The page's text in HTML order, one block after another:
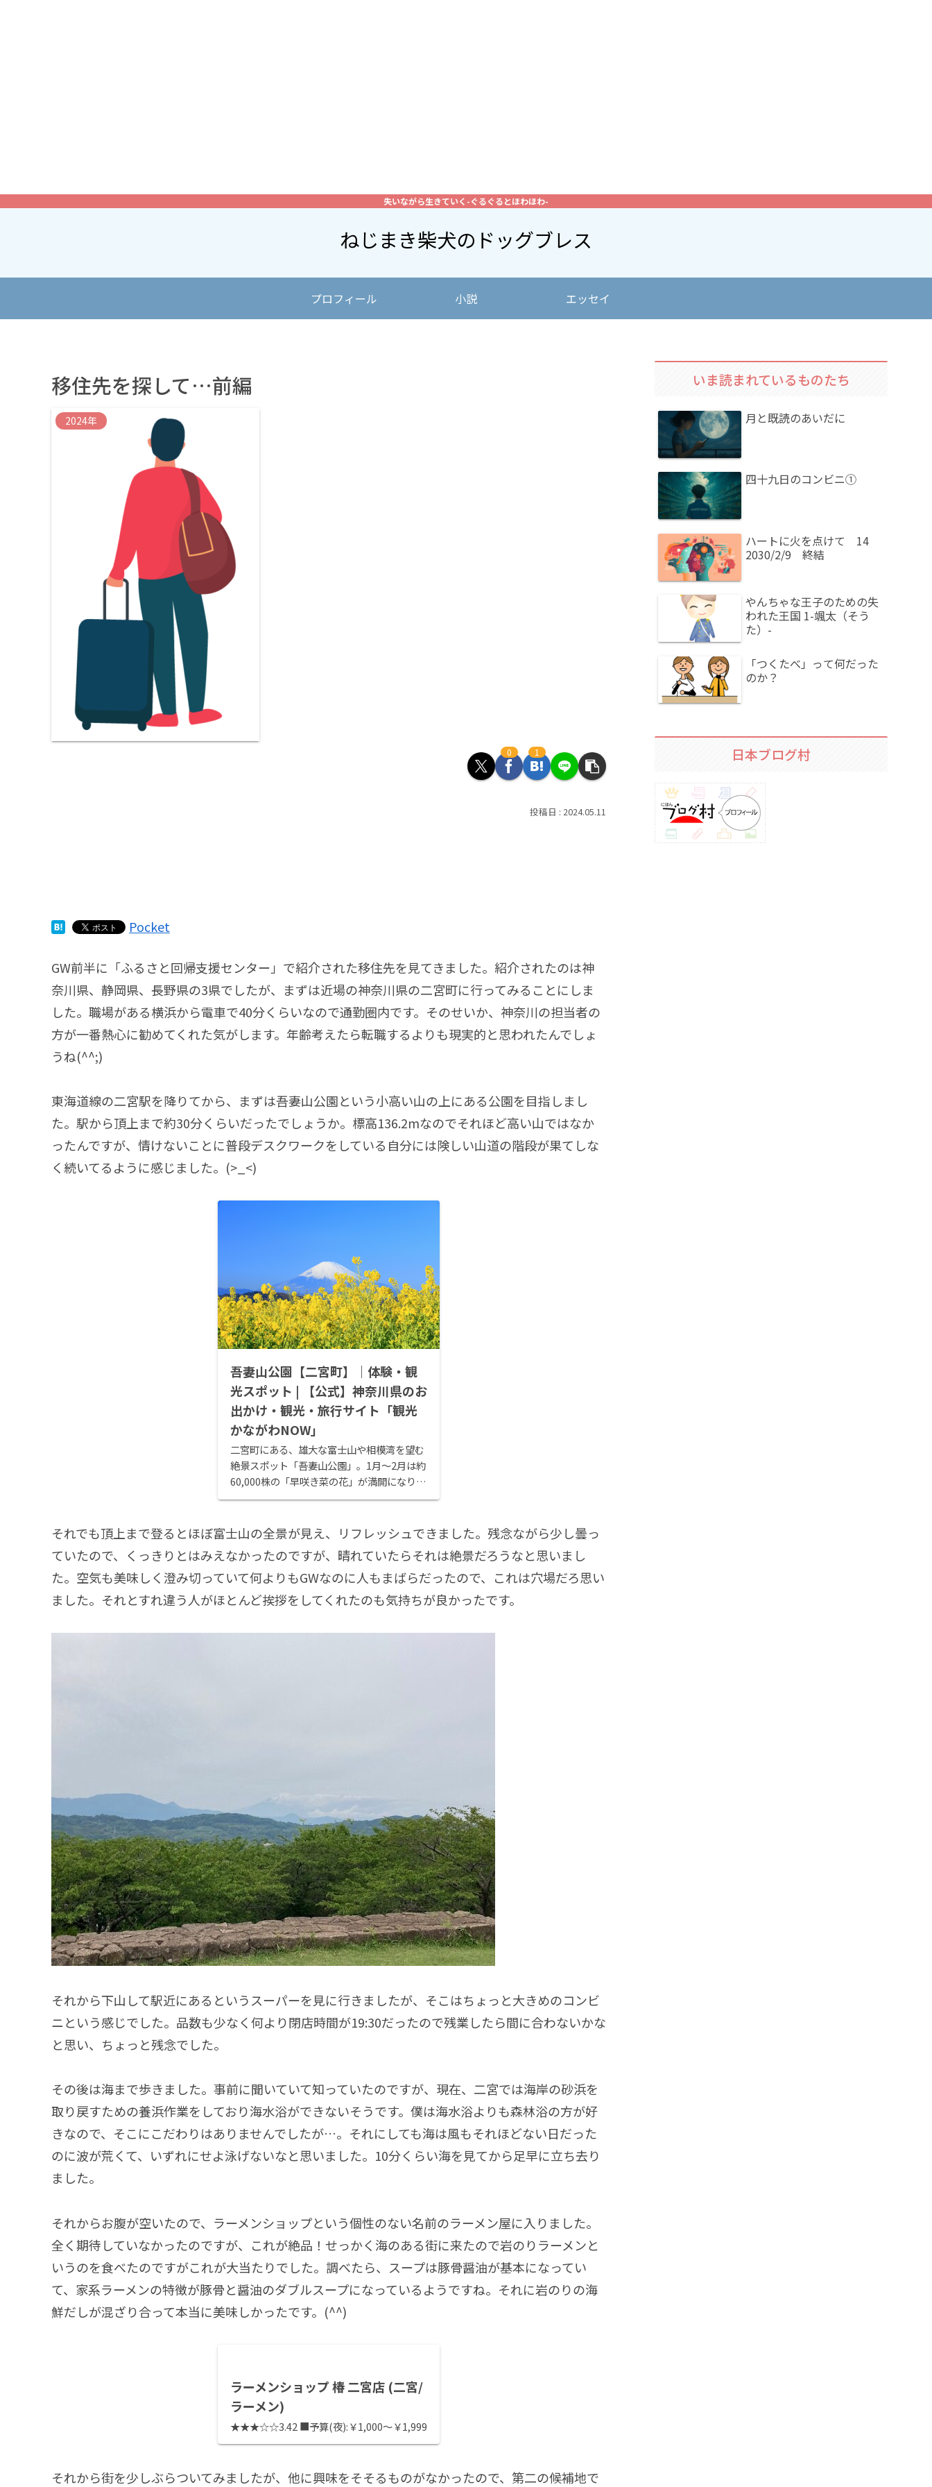
失いながら生きていく-ぐるぐるとほわほわ-
ねじまき柴犬のドッグブレス
プロフィール 小説 エッセイ
移住先を探して…前編
2024年
0 1
2024.05.11
Pocket
GW前半に「ふるさと回帰支援センター」で紹介された移住先を見てきました。紹介されたのは神
奈川県、静岡県、長野県の3県でしたが、まずは近場の神奈川県の二宮町に行ってみることにしま
した。職場がある横浜から電車で40分くらいなので通勤圏内です。そのせいか、神奈川の担当者の
方が一番熱心に勧めてくれた気がします。年齢考えたら転職するよりも現実的と思われたんでしょ
うね(^^;)
東海道線の二宮駅を降りてから、まずは吾妻山公園という小高い山の上にある公園を目指しまし
た。駅から頂上まで約30分くらいだったでしょうか。標高136.2mなのでそれほど高い山ではなか
ったんですが、情けないことに普段デスクワークをしている自分には険しい山道の階段が果てしな
く続いてるように感じました。(>_<)
吾妻山公園【二宮町】｜体験・観
光スポット | 【公式】神奈川県のお
出かけ・観光・旅行サイト「観光
かながわNOW」
二宮町にある、雄大な富士山や相模湾を望む
絶景スポット「吾妻山公園」。1月～2月は約
60,000株の「早咲き菜の花」が満開になり、
山頂付近の斜面が黄色の絨毯に覆われます。
はいくつかありますが、はじめて...
それでも頂上まで登るとほぼ富士山の全景が見え、リフレッシュできました。残念ながら少し曇っ
ていたので、くっきりとはみえなかったのですが、晴れていたらそれは絶景だろうなと思いまし
た。空気も美味しく澄み切っていて何よりもGWなのに人もまばらだったので、これは穴場だろ思い
ました。それとすれ違う人がほとんど挨拶をしてくれたのも気持ちが良かったです。
それから下山して駅近にあるというスーパーを見に行きましたが、そこはちょっと大きめのコンビ
ニという感じでした。品数も少なく何より閉店時間が19:30だったので残業したら間に合わないかな
と思い、ちょっと残念でした。
その後は海まで歩きました。事前に聞いていて知っていたのですが、現在、二宮では海岸の砂浜を
取り戻すための養浜作業をしており海水浴ができないそうです。僕は海水浴よりも森林浴の方が好
きなので、そこにこだわりはありませんでしたが…。それにしても海は風もそれほどない日だった
のに波が荒くて、いずれにせよ泳げないなと思いました。10分くらい海を見てから足早に立ち去り
ました。
それからお腹が空いたので、ラーメンショップという個性のない名前のラーメン屋に入りました。
全く期待していなかったのですが、これが絶品！せっかく海のある街に来たので岩のりラーメンと
いうのを食べたのですがこれが大当たりでした。調べたら、スープは豚骨醤油が基本になってい
て、家系ラーメンの特徴が豚骨と醤油のダブルスープになっているようですね。それに岩のりの海
鮮だしが混ざり合って本当に美味しかったです。(^^)
ラーメンショップ 椿 二宮店 (二宮/
ラーメン)
★★★☆☆3.42 ■予算(夜):￥1,000～￥1,999
それから街を少しぶらついてみましたが、他に興味をそそるものがなかったので、第二の候補地で
いま読まれているものたち
月と既読のあいだに
四十九日のコンビニ①
ハートに火を点けて 14
2030/2/9 終結
やんちゃな王子のための失
われた王国 1-颯太（そう
た）-
「つくたべ」って何だった
のか？
日本ブログ村